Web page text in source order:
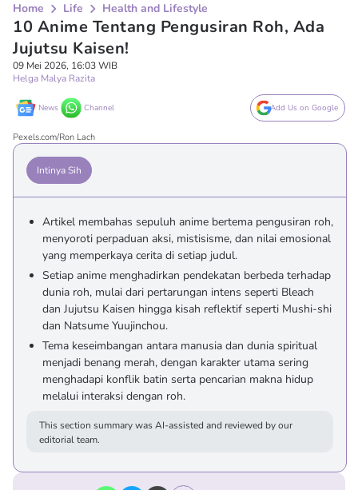
Home Life Health and Lifestyle
10 Anime Tentang Pengusiran Roh, Ada
Jujutsu Kaisen!
09 Mei 2026, 16:03 WIB
Helga Malya Razita
News Channel Add Us on Google
Pexels.com/Ron Lach
Intinya Sih
Artikel membahas sepuluh anime bertema pengusiran roh,
menyoroti perpaduan aksi, mistisisme, dan nilai emosional
yang memperkaya cerita di setiap judul.
Setiap anime menghadirkan pendekatan berbeda terhadap
dunia roh, mulai dari pertarungan intens seperti Bleach
dan Jujutsu Kaisen hingga kisah reflektif seperti Mushi-shi
dan Natsume Yuujinchou.
Tema keseimbangan antara manusia dan dunia spiritual
menjadi benang merah, dengan karakter utama sering
menghadapi konflik batin serta pencarian makna hidup
melalui interaksi dengan roh.
This section summary was AI-assisted and reviewed by our
editorial team.